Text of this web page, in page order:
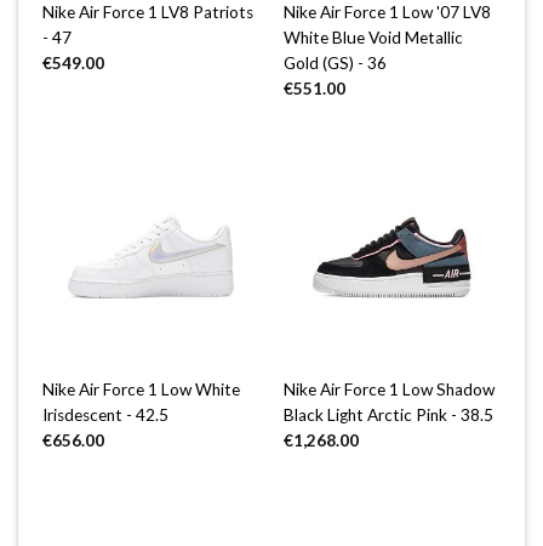
Nike Air Force 1 LV8 Patriots
- 47
€549.00
Nike Air Force 1 Low '07 LV8
White Blue Void Metallic
Gold (GS) - 36
€551.00
Nike Air Force 1 Low White
Irisdescent - 42.5
€656.00
Nike Air Force 1 Low Shadow
Black Light Arctic Pink - 38.5
€1,268.00